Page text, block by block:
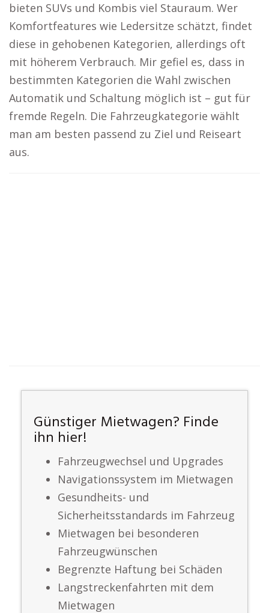
bieten SUVs und Kombis viel Stauraum. Wer
Komfortfeatures wie Ledersitze schätzt, findet
diese in gehobenen Kategorien, allerdings oft
mit höherem Verbrauch. Mir gefiel es, dass in
bestimmten Kategorien die Wahl zwischen
Automatik und Schaltung möglich ist – gut für
fremde Regeln. Die Fahrzeugkategorie wählt
man am besten passend zu Ziel und Reiseart
aus.
Günstiger Mietwagen? Finde
ihn hier!
Fahrzeugwechsel und Upgrades
Navigationssystem im Mietwagen
Gesundheits- und
Sicherheitsstandards im Fahrzeug
Mietwagen bei besonderen
Fahrzeugwünschen
Begrenzte Haftung bei Schäden
Langstreckenfahrten mit dem
Mietwagen